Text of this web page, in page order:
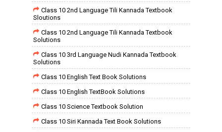
Class 10 2nd Language Tili Kannada Textbook
Sloutions
Class 10 2nd Language Tili Kannada Textbook
Solutions
Class 10 3rd Language Nudi Kannada Textbook
Solutions
Class 10 English Text Book Solutions
Class 10 English TextBook Solutions
Class 10 Science Textbook Solution
Class 10 Siri Kannada Text Book Solutions